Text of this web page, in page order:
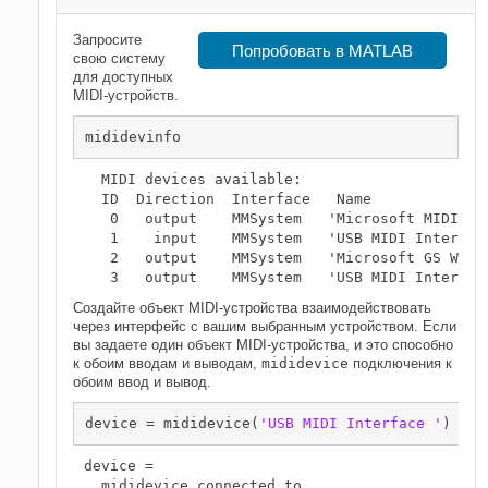
Попробовать в MATLAB
Запросите
свою систему
для доступных
MIDI-устройств.
mididevinfo
  MIDI devices available:
  ID  Direction  Interface   Name
0   output    MMSystem   'Microsoft MIDI
1    input    MMSystem   'USB MIDI
2   output    MMSystem   'Microsoft GS
Создайте объект MIDI-устройства взаимодействовать
через интерфейс с вашим выбранным устройством. Если
вы задаете один объект MIDI-устройства, и это способно
к обоим вводам и выводам, mididevice подключения к
обоим ввод и вывод.
device = mididevice( 'USB MIDI Interface ' )
device =